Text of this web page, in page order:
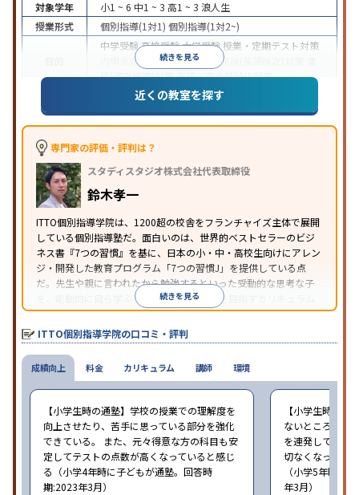
続きを見る
対象学年 小1 ~ 6 中1 ~ 3 高1 ~ 3 浪人生
授業形式
個別指導(1対1) 個別指導(1対2~)
中学受験高校受験大学受験 授業・定期テスト対策
内申点対策
学習習慣の定着 英検(英語検定)対策
検(漢字検定)対策英語・英会話特化対策
1科目から受講可能季節講習のみの受講可
※2023年3月調査。小学校高学年の個別指導塾アンケート調査方法を参
近くの教室を探す
専門家の評価・評判は？
スタディスタジオ株式会社代表取締役
鈴木孝一
ITTO個別指導学院は、1200超の校舎をフランチャイズ主体で展開
している個別指導塾だ。面白いのは、世界的ベストセラーのビジ
ネス書『7つの習慣』を基に、日本の小・中・高校生向けにアレン
ジ・開発した教育プログラム「7つの習慣J」を提供している点
だ。先生や親に言われたから勉強するといった受動的な思考な子
を、能動的に自ら学ぶ子に育てていくことを目指すカリキュラム
である。個別指導の授業とは別に、集団授業形式の特別講座とし
て別料金で提供されるので、単なる成績アップ以上の、子どもの
心の成長を求める家庭にオススメだ。
続きを見る
ITTO個別指導学院の口コミ・評判
成績向上
【小学生時の通塾】学校の授業での理解度を
向上させたり、苦手に思っている部分を強化
できている。 また、元々得意な方の科目も安
定してテストの点数が高くなっていると感じ
る（小学4年時に子どもが通塾。回答時
期:2023年3月）
【小学生時の通
ないところがあ
を連発していた
切なくなった。
（小学5年時に
年3月）
料金 カリキュラム 講師 環境